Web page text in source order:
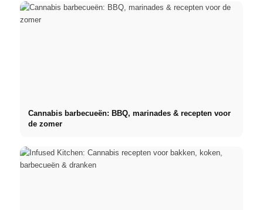
Cannabis barbecueën: BBQ, marinades & recepten voor
de zomer